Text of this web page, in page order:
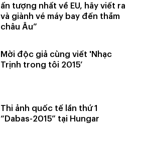
ấn tượng nhất về EU, hãy viết ra
và giành vé máy bay đến thăm
châu Âu”
Mời độc giả cùng viết 'Nhạc
Trịnh trong tôi 2015’
Thi ảnh quốc tế lần thứ 1
“Dabas-2015” tại Hungar